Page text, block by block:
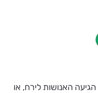
האנושות לירח, או